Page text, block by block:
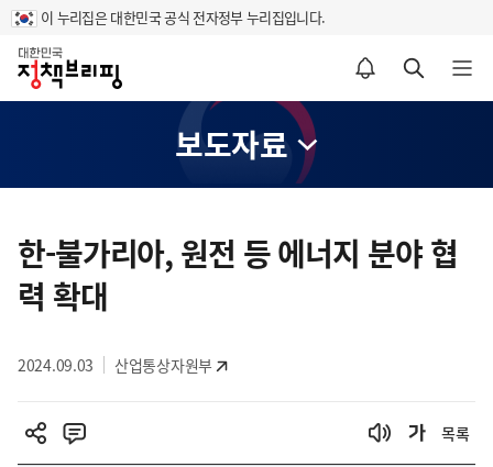
이 누리집은 대한민국 공식 전자정부 누리집입니다.
홈
알림설정 바로가기 검색 바로가기 메뉴 열기
보도자료
텐
츠
영
한-불가리아, 원전 등 에너지 분야 협
력 확대
2024.09.03 산업통상자원부
목록